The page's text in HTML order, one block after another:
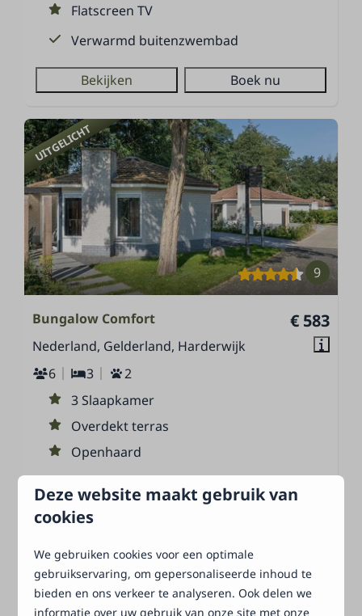
Flatscreen TV
Verwarmd buitenzwembad
Bekijken Boek nu
UITGELICHT
9
€ 583
Bungalow Comfort
Nederland, Gelderland, Harderwijk
6
3
2
3 Slaapkamer
Overdekt terras
Openhaard
Bekijken
Meer resultaten
Deze website maakt gebruik van
cookies
We gebruiken cookies voor een optimale
gebruikservaring, om gepersonaliseerde inhoud te
bieden en ons verkeer te analyseren. Ook delen we
informatie over uw gebruik van onze site met onze